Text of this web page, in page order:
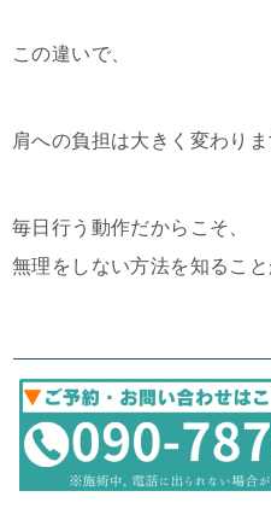
この違いで、
肩への負担は大きく変わりま
毎日行う動作だからこそ、
無理をしない方法を知ること